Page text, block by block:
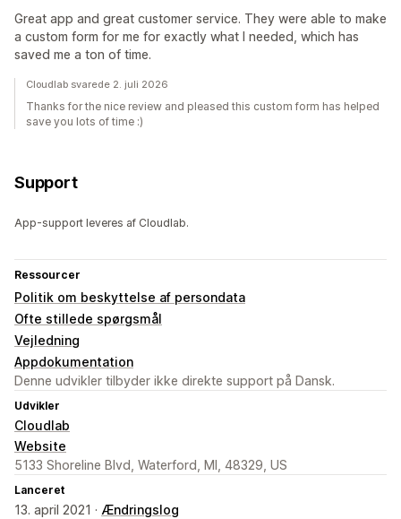
Great app and great customer service. They were able to make
a custom form for me for exactly what I needed, which has
saved me a ton of time.
Cloudlab svarede 2. juli 2026
Thanks for the nice review and pleased this custom form has helped
save you lots of time :)
Support
App-support leveres af Cloudlab.
Ressourcer
Politik om beskyttelse af persondata
Ofte stillede spørgsmål
Vejledning
Appdokumentation
Denne udvikler tilbyder ikke direkte support på Dansk.
Udvikler
Cloudlab
Website
5133 Shoreline Blvd, Waterford, MI, 48329, US
Lanceret
13. april 2021 · Ændringslog